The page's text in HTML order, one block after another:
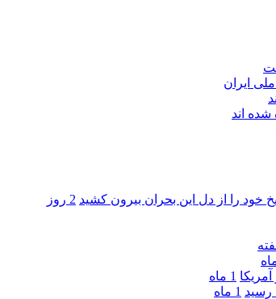
اند
خود را از دل این بحران بیرون کشید 2 روز
1 ماه
1 ماه